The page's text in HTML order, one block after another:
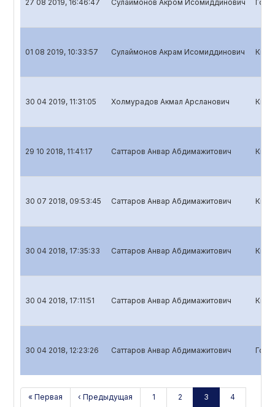
27 08 2019, 16:46:47 Сулаймонов Акром Исомиддинович
01 08 2019, 10:33:57 Сулаймонов Акрам Исомиддинович
30 04 2019, 11:31:05 Холмурадов Акмал Арсланович
29 10 2018, 11:41:17 Саттаров Анвар Абдимажитович
30 07 2018, 09:53:45 Саттаров Анвар Абдимажитович
30 04 2018, 17:35:33 Саттаров Анвар Абдимажитович
30 04 2018, 17:11:51 Саттаров Анвар Абдимажитович
30 04 2018, 12:23:26 Саттаров Анвар Абдимажитович
« Первая ‹ Предыдущая 1 2 3 4